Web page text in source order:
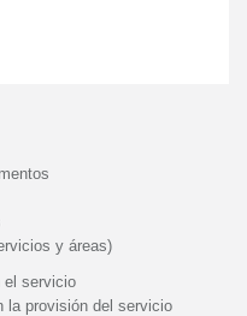
y áreas)
el servicio
la provisión del servicio